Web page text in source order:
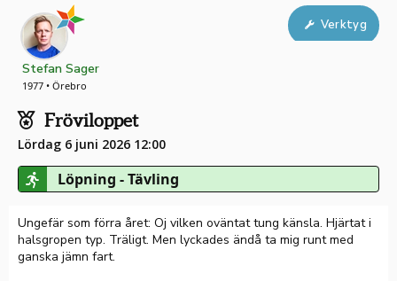
Stefan Sager
1977 • Örebro
Fröviloppet
Lördag 6 juni 2026 12:00
Löpning - Tävling
Verktyg
Ungefär som förra året: Oj vilken oväntat tung känsla. Hjärtat i
halsgropen typ. Träligt. Men lyckades ändå ta mig runt med
ganska jämn fart.